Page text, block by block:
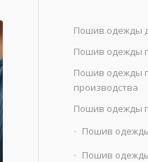
Пошив одежды
Пошив одежды
Пошив одежды
производства
Пошив одежды
Пошив
Пошив